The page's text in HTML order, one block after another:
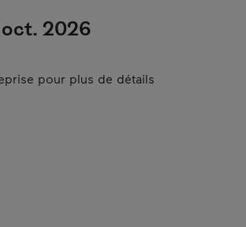
oct. 2026
pour plus de détails